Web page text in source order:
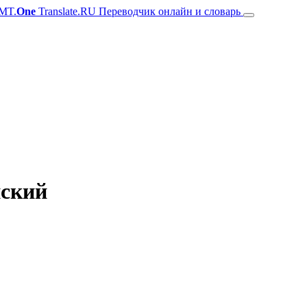
One Translate.RU Переводчик онлайн и словарь